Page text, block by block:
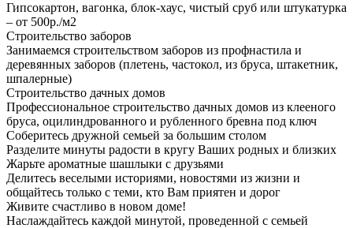
Гипсокартон, вагонка, блок-хаус, чистый сруб или штукатурка
– от 500р./м2
Строительство заборов
Занимаемся строительством заборов из профнастила и
деревянных заборов (плетень, частокол, из бруса, штакетник,
шпалерные)
Строительство дачных домов
Профессиональное строительство дачных домов из клееного
бруса, оцилиндрованного и рубленного бревна под ключ
Соберитесь дружной семьей за большим столом
Разделите минуты радости в кругу Ваших родных и близких
Жарьте ароматные шашлыки с друзьями
Делитесь веселыми историями, новостями из жизни и
общайтесь только с теми, кто Вам приятен и дорог
Живите счастливо в новом доме!
Наслаждайтесь каждой минутой, проведенной с семьей